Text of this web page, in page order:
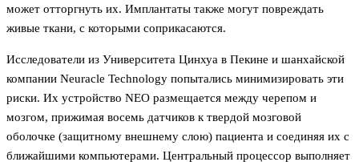
может отторгнуть их. Имплантаты также могут повреждать
живые ткани, с которыми соприкасаются.
Исследователи из Университета Цинхуа в Пекине и шанхайской
компании Neuracle Technology попытались минимизировать эти
риски. Их устройство NEO размещается между черепом и
мозгом, прижимая восемь датчиков к твердой мозговой
оболочке (защитному внешнему слою) пациента и соединяя их с
ближайшими компьютерами. Центральный процессор выполняет